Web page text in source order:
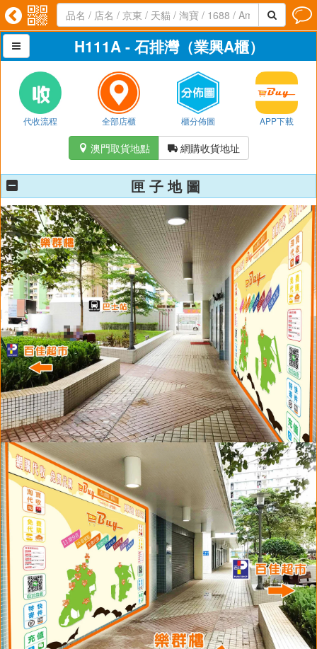
   
 H111A - 石排灣（業興A櫃）
代收流程 全部店櫃 櫃分佈圖 APP下載
 澳門取貨地點 網購收貨地址
匣 子 地 圖